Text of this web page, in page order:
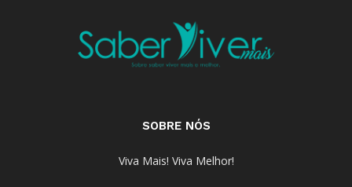
SOBRE NÓS
Viva Mais! Viva Melhor!